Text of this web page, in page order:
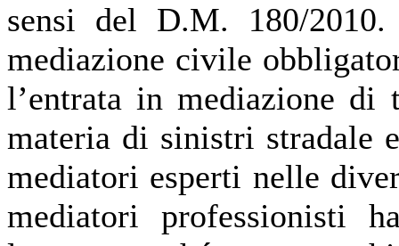
sensi del D.M. 180/
mediazione civile
l’entrata in mediazione
materia di sinistri stradale
mediatori esperti nelle
mediatori professionisti